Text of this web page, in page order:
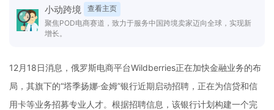
小动跨境
查看主页
聚焦POD电商赛道，致力于服务中国跨境卖家迈向全球，实现新
增长。
12月18日消息，俄罗斯电商平台Wildberries正在加快金融业务的布
局，其旗下的“塔季扬娜·金姆”银行近期启动招聘，正在为信贷和信
用卡等业务招募专业人才。根据招聘信息，该银行计划构建一个完